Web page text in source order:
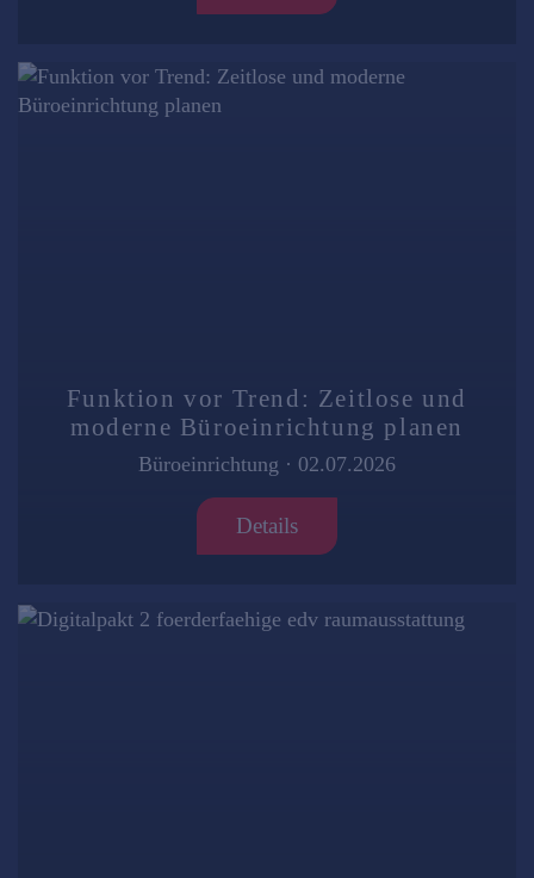
Funktion vor Trend: Zeitlose und
moderne Büroeinrichtung planen
Büroeinrichtung · 02.07.2026
Details